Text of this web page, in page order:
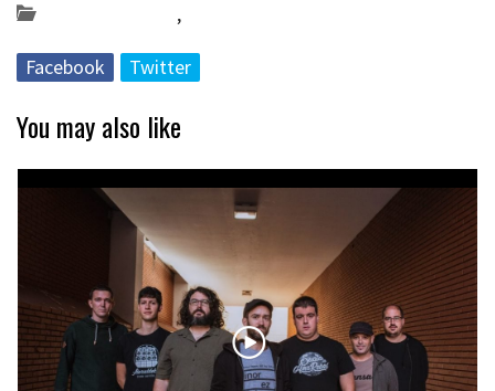
,
Facebook Twitter
You may also like